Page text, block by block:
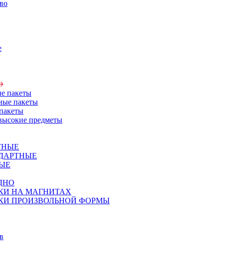
пакеты
пакеты
предметы
НА МАГНИТАХ
ПРОИЗВОЛЬНОЙ ФОРМЫ